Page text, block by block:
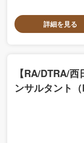
詳細を見る
【RA/DTRA/
ンサルタント